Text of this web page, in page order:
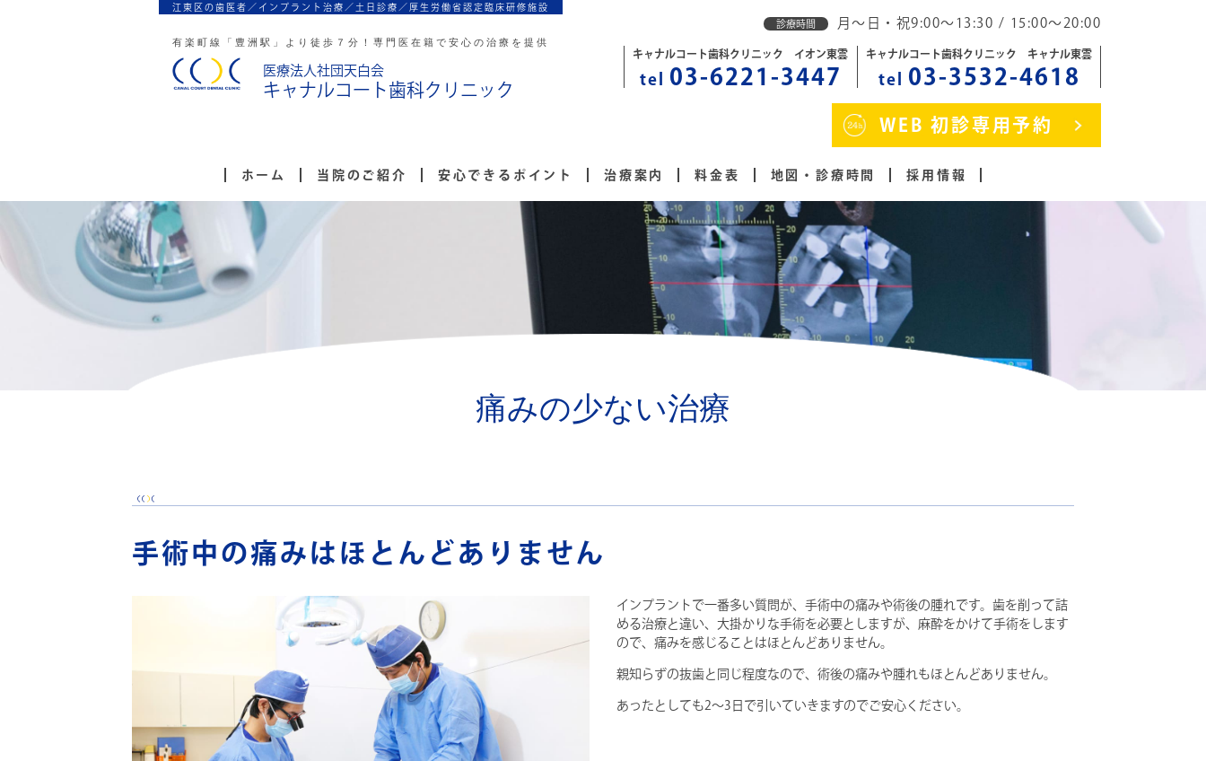
江東区の歯医者／インプラント治療／ 土日診療／厚生労働省認定臨床研修施設
有楽町線「豊洲駅」より徒歩７分！ 専門医在籍で安心の治療を提供
医療法人社団天白会
キャナルコート歯科クリニック
診療時間 月～日・祝9:00～13:30 / 15:00～20:00
キャナルコート歯科クリニック イオン東雲
tel 03-6221-3447
キャナルコート歯科クリニック キャナル東雲
tel 03-3532-4618
WEB 初診専用予約
ホーム 当院のご紹介 安心できるポイント 治療案内 料金表 地図・診療時間 採用情報
痛みの少ない治療
手術中の痛みはほとんどありません
インプラントで一番多い質問が、手術中の痛みや術後の腫れです。歯を削って詰
める治療と違い、大掛かりな手術を必要としますが、麻酔をかけて手術をします
ので、痛みを感じることはほとんどありません。
親知らずの抜歯と同じ程度なので、術後の痛みや腫れもほとんどありません。
あったとしても2～3日で引いていきますのでご安心ください。